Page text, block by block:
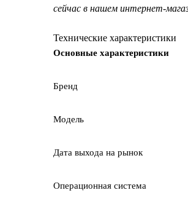
сейчас в нашем интернет-
Технические характеристики
Основные характеристики
Бренд
Модель
Дата выхода на рынок
Операционная система